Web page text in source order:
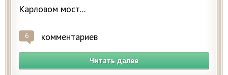
Карловом мост...
6 комментариев
Читать далее